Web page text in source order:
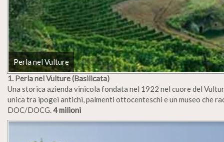
Perla nel Vulture
1. Perla nel Vulture (Basilicata)
Una storica azienda vinicola fondata nel 1922 nel cuore del
unica tra ipogei antichi, palmenti ottocenteschi e un museo che
DOC/DOCG.4 milioni